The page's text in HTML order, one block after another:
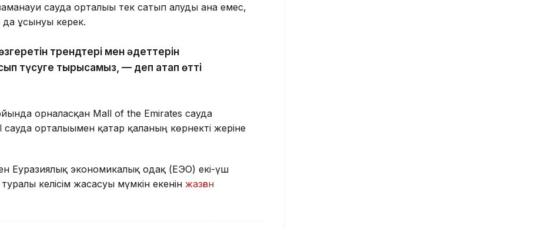
сауда орталығы тек сатып алуды ғана емес,
да ұсынуы керек.
трендтері мен әдеттерін
түсуге тырысамыз, — деп атап өтті
орналасқан Mall of the Emirates сауда
сауда орталығымен қатар қаланың көрнекті жеріне
Еуразиялық экономикалық одақ (ЕЭО) екі-үш
келісім жасасуы мүмкін екенін жазған